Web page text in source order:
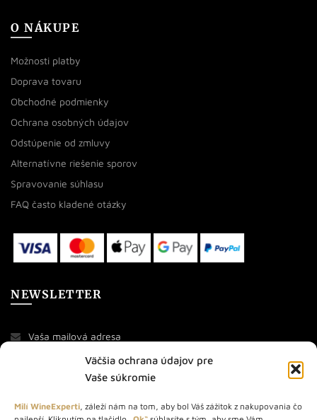
Väčšia ochrana údajov pre
Vaše súkromie
Milí WineExperti, záleží nám na tom, aby bol Váš zážitok z nakupovania čo
O NÁKUPE
Možnosti platby
Doprava tovaru
Obchodné podmienky
Ochrana osobných údajov
Odstúpenie od zmluvy
Alternatívne riešenie sporov
Spravovanie súhlasu
FAQ často kladené otázky
NEWSLETTER